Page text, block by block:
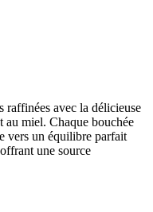
raffinées avec la délicieuse
au miel. Chaque bouchée
vers un équilibre parfait
une source